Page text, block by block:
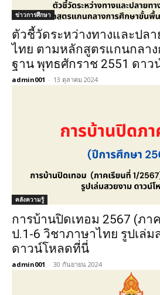
ข่าวการศึกษา
ตัวชี้วัดระหว่างทางและปล
ไทย ตามหลักสูตรแกนกลา
ฐาน พุทธศักราช 2551 ดา
admin001 - 13 ตุลาคม 2024
คลังความรู้
การบ้านปิดเทอม 2567 (ภา
ป.1-6 วิชาภาษาไทย รูปเล่ม
ดาวน์โหลดที่นี่
admin001 - 30 กันยายน 2024